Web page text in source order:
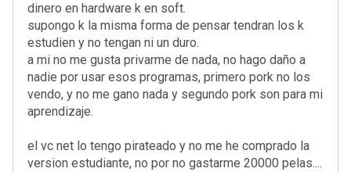
dinero en hardware k en soft.
supongo k la misma forma de pensar tendran los k
estudien y no tengan ni un duro.
a mi no me gusta privarme de nada, no hago daño a
nadie por usar esos programas, primero pork no los
vendo, y no me gano nada y segundo pork son para mi
aprendizaje.
el vc net lo tengo pirateado y no me he comprado la
version estudiante, no por no gastarme 20000 pelas....